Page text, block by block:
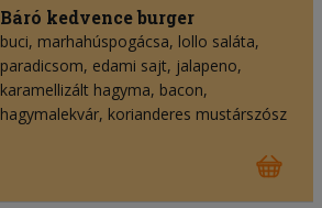
Báró kedvence burger
buci, marhahúspogácsa, lollo saláta,
paradicsom, edami sajt, jalapeno,
karamellizált hagyma, bacon,
hagymalekvár, korianderes mustárszósz